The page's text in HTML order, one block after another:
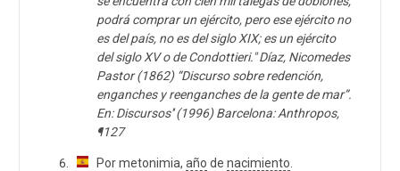
podrá comprar un ejército, pero ese ejército no
es del país, no es del siglo XIX; es un ejército
del siglo XV o de Condottieri." Díaz, Nicomedes
Pastor (1862) “Discurso sobre redención,
enganches y reenganches de la gente de mar”.
En: Discursos'' (1996) Barcelona: Anthropos,
¶127
Por metonimia, año de nacimiento